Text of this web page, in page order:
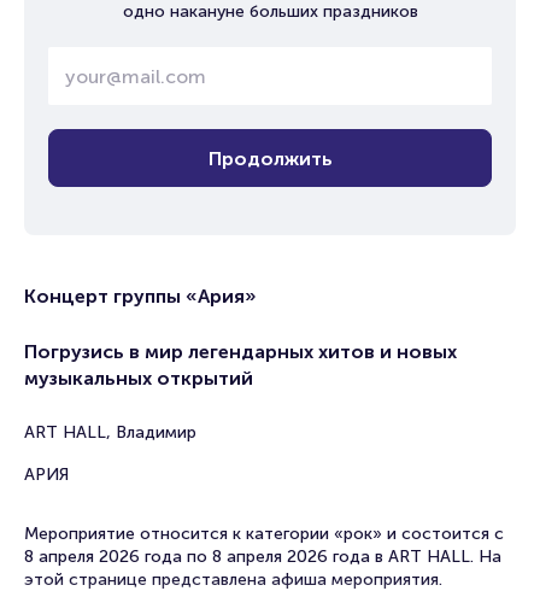
одно накануне больших праздников
Продолжить
Концерт группы «Ария»
Погрузись в мир легендарных хитов и новых
музыкальных открытий
ART HALL, Владимир
АРИЯ
Мероприятие относится к категории «рок» и состоится с
8 апреля 2026 года по 8 апреля 2026 года в ART HALL. На
этой странице представлена афиша мероприятия.